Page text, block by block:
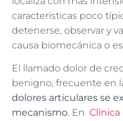
características poco
detenerse, observar y
causa biomecánica o
El llamado dolor de
benigno, frecuente en
dolores articulares se
mecanismo. En Clínica